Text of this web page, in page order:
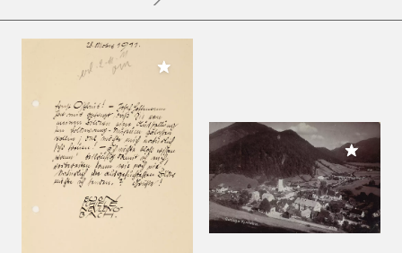
Meiner Sammlung hinzufügen
Meiner